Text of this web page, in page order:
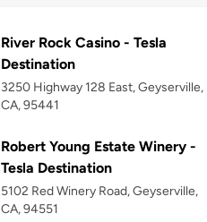
River Rock Casino - Tesla
Destination
3250 Highway 128 East, Geyserville,
CA, 95441
Robert Young Estate Winery -
Tesla Destination
5102 Red Winery Road, Geyserville,
CA, 94551